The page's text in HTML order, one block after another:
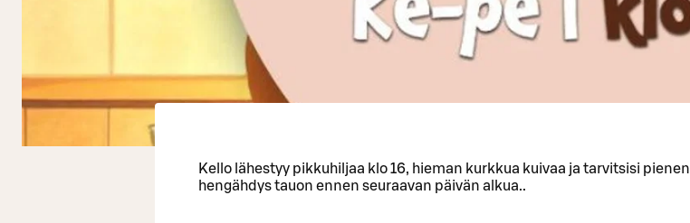
Kello lähestyy pikkuhiljaa klo 16, hieman kurkkua kuivaa ja tarvitsisi pienen
hengähdys tauon ennen seuraavan päivän alkua..